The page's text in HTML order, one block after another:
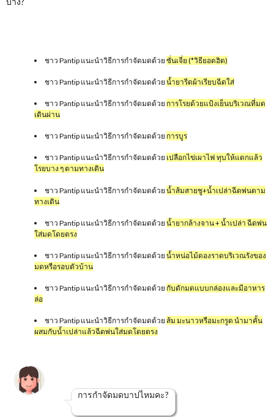
ชาว Pantip แนะนำวิธีการกำจัดมดด้วย ซั่นเจี่ย (*วิธียอดฮิต)
ชาว Pantip แนะนำวิธีการกำจัดมดด้วย น้ำยารีดผ้าเรียบฉีดใส่
ชาว Pantip แนะนำวิธีการกำจัดมดด้วย การโรยด้วยแป้งเย็นบริเวณที่มด
เดินผ่าน
ชาว Pantip แนะนำวิธีการกำจัดมดด้วย การบูร
ชาว Pantip แนะนำวิธีการกำจัดมดด้วย เปลือกไข่เผาไฟ ทุบให้แตกแล้ว
โรยบาง ๆ ตามทางเดิน
ชาว Pantip แนะนำวิธีการกำจัดมดด้วย น้ำส้มสายชู+น้ำเปล่าฉีดพ่นตาม
ทางเดิน
ชาว Pantip แนะนำวิธีการกำจัดมดด้วย น้ำยากล้างจาน + น้ำเปล่า ฉีดพ่น
ใส่มดโดยตรง
ชาว Pantip แนะนำวิธีการกำจัดมดด้วย น้ำหน่อไม้ดองราดบริเวณรังของ
มดหรือรอบตัวบ้าน
ชาว Pantip แนะนำวิธีการกำจัดมดด้วย กับดักมดแบบกล่องและมีอาหาร
ล่อ
ชาว Pantip แนะนำวิธีการกำจัดมดด้วย ส้ม มะนาวหรือมะกรูด นำมาคั้น
ผสมกับน้ำเปล่าแล้วฉีดพ่นใส่มดโดยตรง
การกำจัดมดบาปไหมคะ?